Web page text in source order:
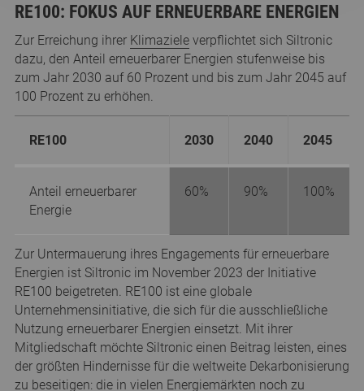
RE100: FOKUS AUF ERNEUERBARE ENERGIEN
Zur Erreichung ihrer Klimaziele verpflichtet sich Siltronic
dazu, den Anteil erneuerbarer Energien stufenweise bis
zum Jahr 2030 auf 60 Prozent und bis zum Jahr 2045 auf
100 Prozent zu erhöhen.
RE100 2030 2040 2045
Anteil erneuerbarer
Energie
60% 90% 100%
Zur Untermauerung ihres Engagements für erneuerbare
Energien ist Siltronic im November 2023 der Initiative
RE100 beigetreten. RE100 ist eine globale
Unternehmensinitiative, die sich für die ausschließliche
Nutzung erneuerbarer Energien einsetzt. Mit ihrer
Mitgliedschaft möchte Siltronic einen Beitrag leisten, eines
der größten Hindernisse für die weltweite Dekarbonisierung
zu beseitigen: die in vielen Energiemärkten noch zu